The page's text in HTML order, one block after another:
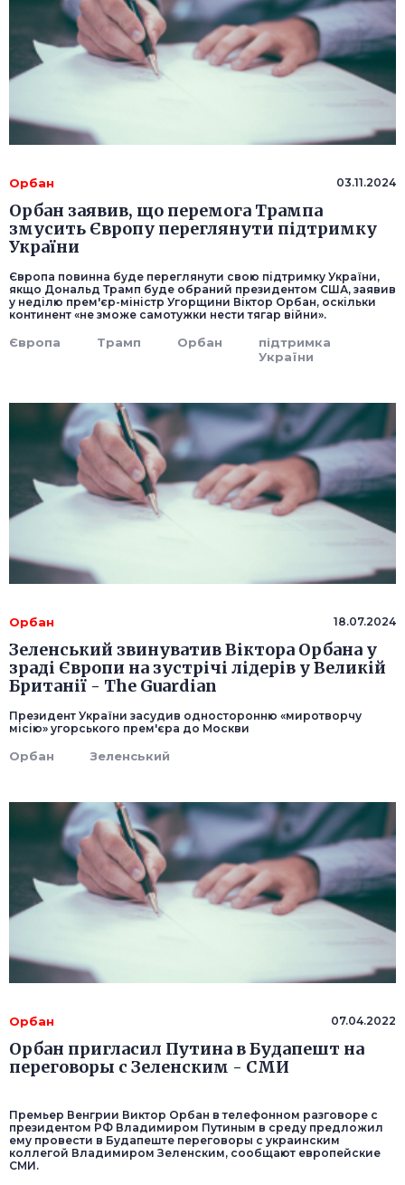
Орбан 03.11.2024
Орбан заявив, що перемога Трампа
змусить Європу переглянути підтримку
України
Європа повинна буде переглянути свою підтримку України,
якщо Дональд Трамп буде обраний президентом США, заявив
у неділю прем'єр-міністр Угорщини Віктор Орбан, оскільки
континент «не зможе самотужки нести тягар війни».
Європа Трамп Орбан
підтримка
України
Орбан 18.07.2024
Зеленський звинуватив Віктора Орбана у
зраді Європи на зустрічі лідерів у Великій
Британії - The Guardian
Президент України засудив односторонню «миротворчу
місію» угорського прем'єра до Москви
Орбан Зеленський
Орбан 07.04.2022
Орбан пригласил Путина в Будапешт на
переговоры с Зеленским - СМИ
Премьер Венгрии Виктор Орбан в телефонном разговоре с
президентом РФ Владимиром Путиным в среду предложил
ему провести в Будапеште переговоры с украинским
коллегой Владимиром Зеленским, сообщают европейские
СМИ.